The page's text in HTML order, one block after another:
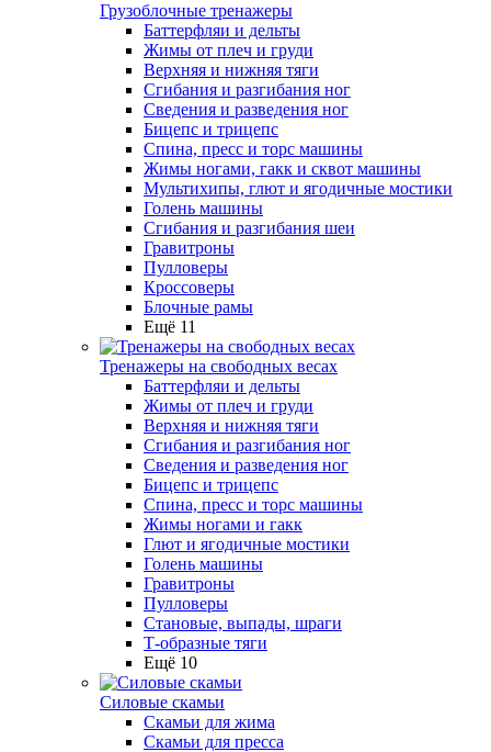
Грузоблочные тренажеры
Баттерфляи и дельты
Жимы от плеч и груди
Верхняя и нижняя тяги
Сгибания и разгибания ног
Сведения и разведения ног
Бицепс и трицепс
Спина, пресс и торс машины
Жимы ногами, гакк и сквот машины
Мультихипы, глют и ягодичные мостики
Голень машины
Сгибания и разгибания шеи
Гравитроны
Пулловеры
Кроссоверы
Блочные рамы
Ещё 11
Тренажеры на свободных весах
Баттерфляи и дельты
Жимы от плеч и груди
Верхняя и нижняя тяги
Сгибания и разгибания ног
Сведения и разведения ног
Бицепс и трицепс
Спина, пресс и торс машины
Жимы ногами и гакк
Глют и ягодичные мостики
Голень машины
Гравитроны
Пулловеры
Становые, выпады, шраги
Т-образные тяги
Ещё 10
Силовые скамьи
Скамьи для жима
Скамьи для пресса